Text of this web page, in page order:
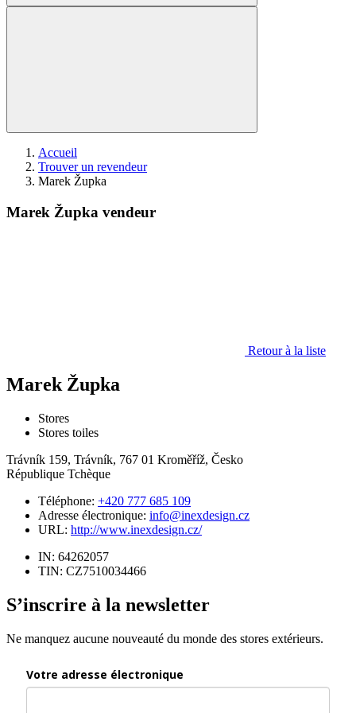
Accueil
Trouver un revendeur
Marek Župka
Marek Župka vendeur
Retour à la liste
Marek Župka
Stores
Stores toiles
Trávník 159, Trávník, 767 01 Kroměříž, Česko
République Tchèque
Téléphone: +420 777 685 109
Adresse électronique: info@inexdesign.cz
URL: http://www.inexdesign.cz/
IN: 64262057
TIN: CZ7510034466
S’inscrire à la newsletter
Ne manquez aucune nouveauté du monde des stores extérieurs.
Votre adresse électronique